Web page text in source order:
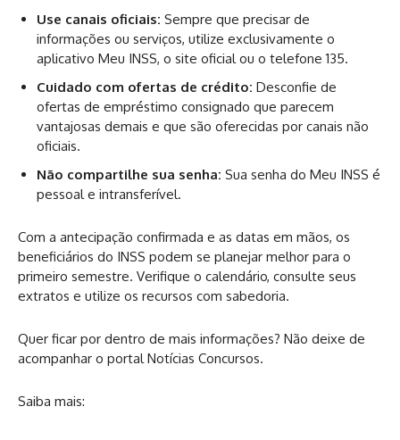
Use canais oficiais: Sempre que precisar de
informações ou serviços, utilize exclusivamente o
aplicativo Meu INSS, o site oficial ou o telefone 135.
Cuidado com ofertas de crédito: Desconfie de
ofertas de empréstimo consignado que parecem
vantajosas demais e que são oferecidas por canais não
oficiais.
Não compartilhe sua senha: Sua senha do Meu INSS é
pessoal e intransferível.
Com a antecipação confirmada e as datas em mãos, os
beneficiários do INSS podem se planejar melhor para o
primeiro semestre. Verifique o calendário, consulte seus
extratos e utilize os recursos com sabedoria.
Quer ficar por dentro de mais informações? Não deixe de
acompanhar o portal Notícias Concursos.
Saiba mais: